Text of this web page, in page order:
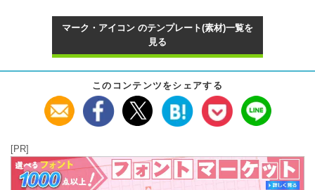
マーク・アイコン のテンプレート(素材)一覧を
見る
このコンテンツをシェアする
[PR]